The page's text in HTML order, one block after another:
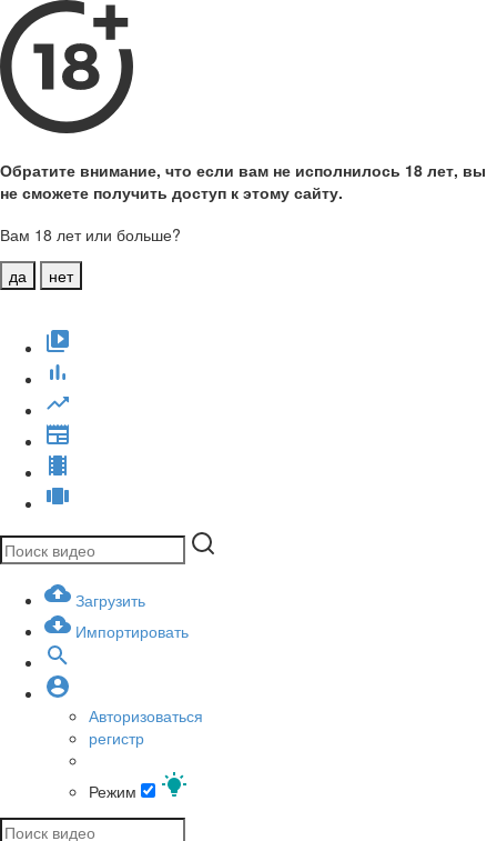
Обратите внимание, что если вам не исполнилось 18 лет, вы
не сможете получить доступ к этому сайту.
Вам 18 лет или больше?
да
нет
Загрузить
Импортировать
Авторизоваться
регистр
Режим